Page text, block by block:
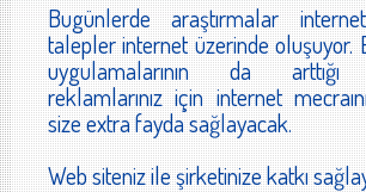
Bugünlerde araştırmalar
talepler internet üzerinde oluşuyor.
uygulamalarının da arttığı
reklamlarınız için internet
size extra fayda sağlayacak.
Web siteniz ile şirketinize katkı